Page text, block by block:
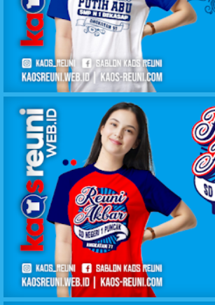
KAOS REUNI AKBAR PUTIH BIRU SMPN 1
KAOS REUNI AKBAR SD NEGERI 1 PUNCAK